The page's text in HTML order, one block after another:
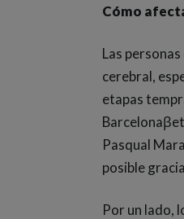
Cómo
Las
cerebral,
etapas
Pasqual
posible
Por un lado,